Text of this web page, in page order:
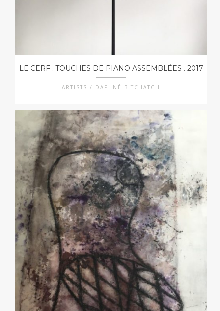
LE CERF . TOUCHES DE PIANO ASSEMBLÉES . 2017
ARTISTS / DAPHNÉ BITCHATCH